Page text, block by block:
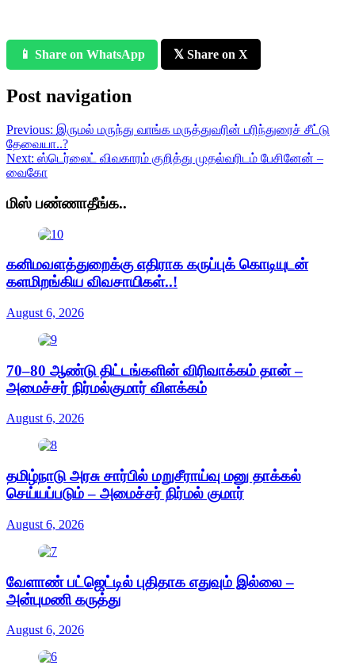
📱 Share on WhatsApp 𝕏 Share on X
Post navigation
Previous: இருமல் மருந்து வாங்க மருத்துவரின் பரிந்துரைச் சீட்டு
தேவையா..?
Next: ஸ்டெர்லைட் விவகாரம் குறித்து முதல்வரிடம் பேசினேன் –
வைகோ
மிஸ் பண்ணாதீங்க..
கனிமவளத்துறைக்கு எதிராக கருப்புக் கொடியுடன்
களமிறங்கிய விவசாயிகள்..!
August 6, 2026
70–80 ஆண்டு திட்டங்களின் விரிவாக்கம் தான் –
அமைச்சர் நிர்மல்குமார் விளக்கம்
August 6, 2026
தமிழ்நாடு அரசு சார்பில் மறுசீராய்வு மனு தாக்கல்
செய்யப்படும் – அமைச்சர் நிர்மல் குமார்
August 6, 2026
வேளாண் பட்ஜெட்டில் புதிதாக எதுவும் இல்லை –
அன்புமணி கருத்து
August 6, 2026